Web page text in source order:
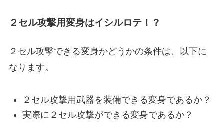
２セル攻撃用変身はイシルロテ！？
２セル攻撃できる変身かどうかの条件は、以下に
なります。
２セル攻撃用武器を装備できる変身であるか？
実際に２セル攻撃ができる変身であるか？